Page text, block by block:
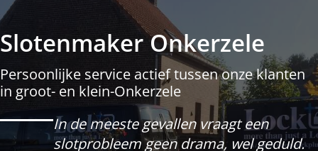
Slotenmaker Onkerzele
Persoonlijke service actief tussen onze klanten
in groot- en klein-Onkerzele
In de meeste gevallen vraagt een
slotprobleem geen drama, wel geduld.